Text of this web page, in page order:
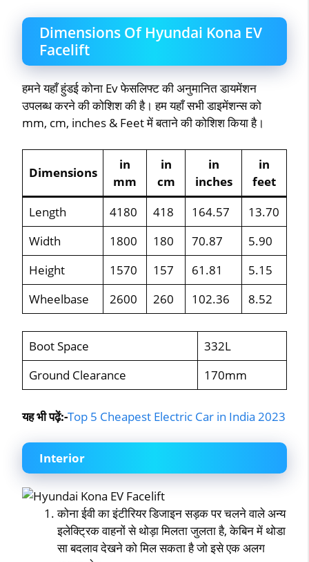
Dimensions Of Hyundai Kona EV
Facelift
हमने यहाँ हुंडई कोना Ev फेसलिफ्ट की अनुमानित डायमेंशन
उपलब्ध करने की कोशिश की है। हम यहाँ सभी डाइमेंशन्स को
mm, cm, inches & Feet में बताने की कोशिश किया है।
Dimensions
in
mm
in
cm
in
inches
in
feet
Length
4180 418 164.57
13.70
Width
1800 180 70.87
5.90
Height
1570 157 61.81
5.15
Wheelbase
2600 260 102.36 8.52
Boot Space
332L
Ground Clearance
170mm
यह भी पढ़ें:-Top 5 Cheapest Electric Car in India 2023
Interior
कोना ईवी का इंटीरियर डिजाइन सड़क पर चलने वाले अन्य
इलेक्ट्रिक वाहनों से थोड़ा मिलता जुलता है, केबिन में थोडा
सा बदलाव देखने को मिल सकता है जो इसे एक अलग